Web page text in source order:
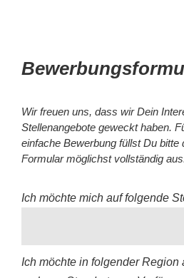
Wir freuen uns, dass wir Dein
Stellenangebote geweckt haben.
einfache Bewerbung füllst Du bitte
Formular möglichst vollständig
Ich möchte mich auf folgende
Ich möchte in folgender Region